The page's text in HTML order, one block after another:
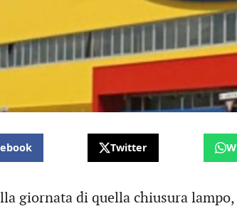
Twitter
giornata di quella chiusura